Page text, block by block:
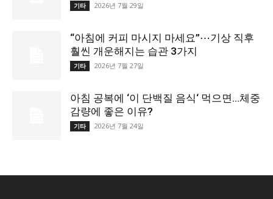
기타 2026년 7월 29일
“아침에 커피 마시지 마세요”⋯기상 직후
훨씬 개운해지는 습관 3가지
기타 2026년 7월 27일
아침 공복에 ‘이 단백질 음식‘ 먹으면…체중
감량에 좋은 이유?
기타 2026년 7월 24일